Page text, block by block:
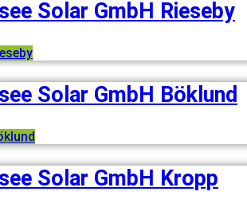
Solar GmbH Rieseby
Solar GmbH Böklund
Solar GmbH Kropp